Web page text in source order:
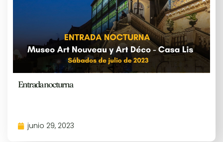
Entrada nocturna
junio 29, 2023